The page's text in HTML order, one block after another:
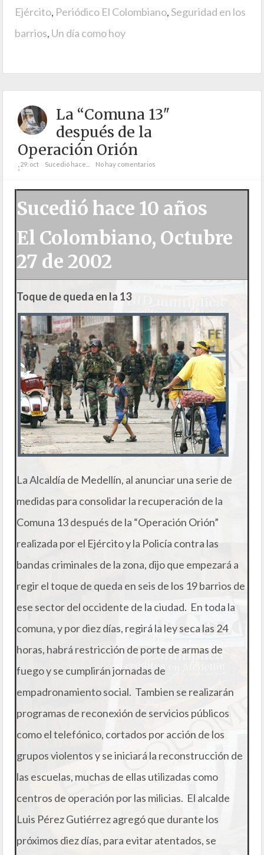
Ejército, Periódico El Colombiano,Seguridad en los
barrios, Un día como hoy
La “Comuna 13″
después de la
Operación Orión
;29. oct Sucedió hace... No hay comentarios
Sucedió hace 10 años
El Colombiano, Octubre
27 de 2002
Toque de queda en la 13
La Alcaldía de Medellín, al anunciar una serie de
medidas para consolidar la recuperación de la
Comuna 13 después de la “Operación Orión”
realizada por el Ejército y la Policía contra las
bandas criminales de la zona, dijo que empezará a
regir el toque de queda en seis de los 19 barrios de
ese sector del occidente de la ciudad. En toda la
comuna, y por diez días, regirá la ley seca las 24
horas, habrá restricción de porte de armas de
fuego y se cumplirán jornadas de
empadronamiento social. Tambien se realizarán
programas de reconexión de servicios públicos
como el telefónico, cortados por acción de los
grupos violentos y se iniciará la reconstrucción de
las escuelas, muchas de ellas utilizadas como
centros de operación por las milicias. El alcalde
Luis Pérez Gutiérrez agregó que durante los
próximos diez días, para evitar atentados, se